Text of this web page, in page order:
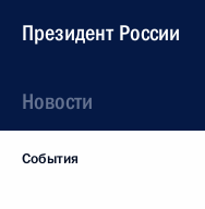
Президент России
Новости
События